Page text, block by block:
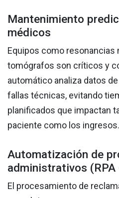
Mantenimiento
médicos
Equipos como resonancias
tomógrafos son críticos y
automático analiza datos
fallas técnicas, evitando
planificados que impactan
paciente como los ingresos.
Automatización de
administrativos (RPA
El procesamiento de